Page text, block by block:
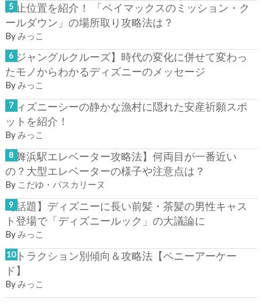
停止位置を紹介！ 「ベイマックスのミッション・ク
ールダウン」の場所取り攻略法は？
By みっこ
【ジャングルクルーズ】時代の変化に併せて変わっ
たモノからわかるディズニーのメッセージ
Byみっこ
ディズニーシーの静かな漁村に隠れた安産祈願スポ
ットを紹介！
Byみっこ
【舞浜駅エレベーター攻略法】何両目が一番近い
の？大型エレベーターの様子や注意点は？
By こだゆ・パスカリーヌ
【話題】ディズニーに長い前髪・茶髪の男性キャス
ト登場で「ディズニールック」の大議論に
Byみっこ
アトラクション別傾向＆攻略法【ペニーアーケー
ド】
By みっこ